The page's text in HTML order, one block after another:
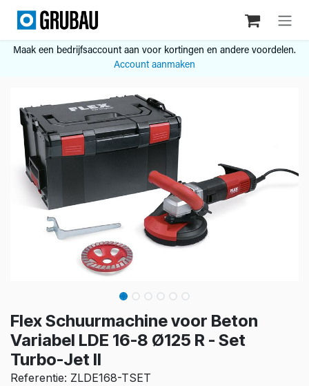
Overslaan naar inhoud
Maak een bedrijfsaccount aan voor kortingen en andere voordelen.
Account aanmaken
Flex Schuurmachine voor Beton
Variabel LDE 16-8 Ø125 R - Set
Turbo-Jet II
Referentie: ZLDE168-TSET